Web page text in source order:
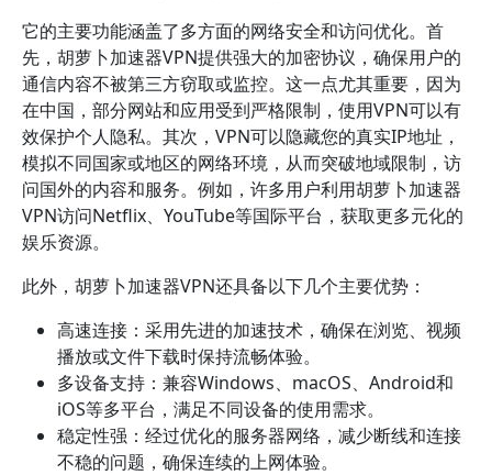
它的主要功能涵盖了多方面的网络安全和访问优化。首
先，胡萝卜加速器VPN提供强大的加密协议，确保用户的
通信内容不被第三方窃取或监控。这一点尤其重要，因为
在中国，部分网站和应用受到严格限制，使用VPN可以有
效保护个人隐私。其次，VPN可以隐藏您的真实IP地址，
模拟不同国家或地区的网络环境，从而突破地域限制，访
问国外的内容和服务。例如，许多用户利用胡萝卜加速器
VPN访问Netflix、YouTube等国际平台，获取更多元化的
娱乐资源。
此外，胡萝卜加速器VPN还具备以下几个主要优势：
高速连接：采用先进的加速技术，确保在浏览、视频
播放或文件下载时保持流畅体验。
多设备支持：兼容Windows、macOS、Android和
iOS等多平台，满足不同设备的使用需求。
稳定性强：经过优化的服务器网络，减少断线和连接
不稳的问题，确保连续的上网体验。